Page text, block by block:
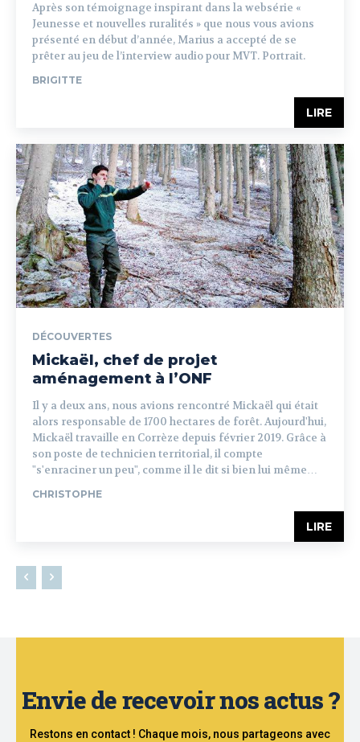
Après son témoignage inspirant dans la websérie «
Jeunesse et nouvelles ruralités » que nous vous avions
présenté en début d’année, Marius a accepté de se
prêter au jeu de l’interview audio pour MVT. Portrait.
BRIGITTE
LIRE
DÉCOUVERTES
Mickaël, chef de projet
aménagement à l’ONF
Il y a deux ans, nous avions rencontré Mickaël qui était
alors responsable de 1700 hectares de forêt. Aujourd'hui,
Mickaël travaille en Corrèze depuis février 2019. Grâce à
son poste de technicien territorial, il compte
"s'enraciner un peu", comme il le dit si bien lui même…
CHRISTOPHE
LIRE
Envie de recevoir nos actus ?
Restons en contact ! Chaque mois, nous partageons avec